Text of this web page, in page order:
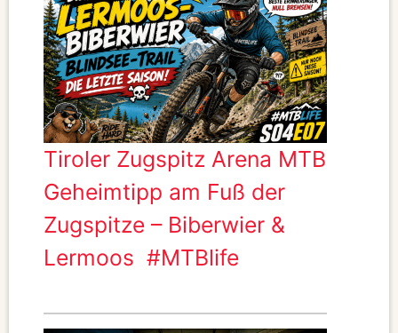
Tiroler Zugspitz Arena MTB
Geheimtipp am Fuß der
Zugspitze – Biberwier &
Lermoos #MTBlife